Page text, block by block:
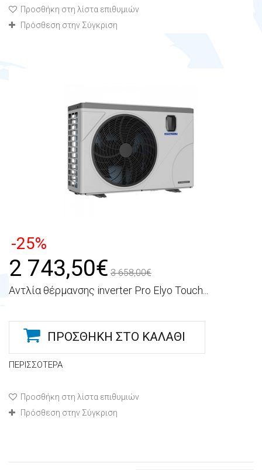
Προσθήκη στη λίστα επιθυμιών
Πρόσθεση στην Σύγκριση
-25%
2 743,50€ 3 658,00€
Αντλία θέρμανσης inverter Pro Elyo Touch...
ΠΡΟΣΘΉΚΗ ΣΤΟ ΚΑΛΆΘΙ
ΠΕΡΙΣΣΌΤΕΡΑ
Προσθήκη στη λίστα επιθυμιών
Πρόσθεση στην Σύγκριση